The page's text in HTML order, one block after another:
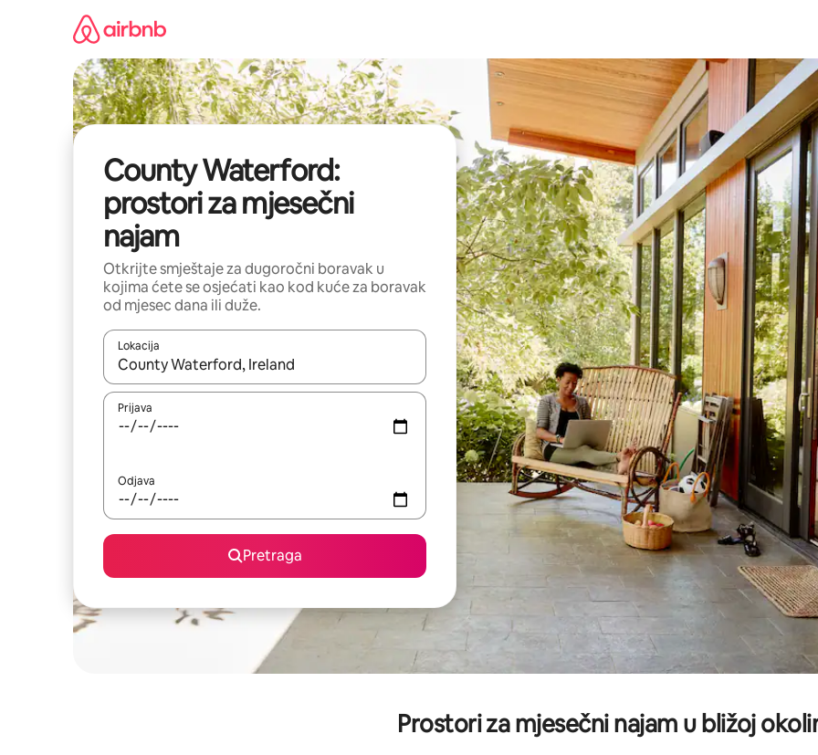
County Waterford:
prostori za mjesečni
najam
Otkrijte smještaje za dugoročni boravak u
kojima ćete se osjećati kao kod kuće za boravak
od mjesec dana ili duže.
Lokacija
Kad su rezultati dostupni, možete da se krećete kroz njih pomoću strelica nagore i nadolje, kao i da ih istražujte dodirom
Prijava
Odjava
Pretraga
Prostori za mjesečni najam u bližoj